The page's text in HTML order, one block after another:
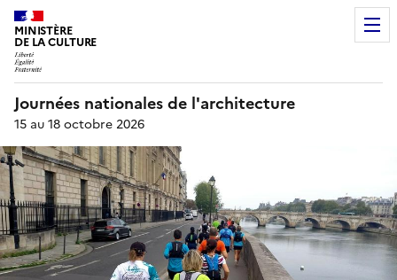
MINISTÈRE
DE LA CULTURE
Journées nationales de l'architecture
15 au 18 octobre 2026